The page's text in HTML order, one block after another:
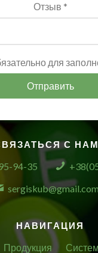
Отзыв *
для
Отправить
С
94-35
sergiskub@gmail.com
НАВИГАЦИЯ
Продукция